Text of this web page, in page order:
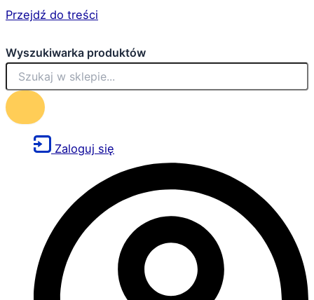
Przejdź do treści
Wyszukiwarka produktów
Zaloguj się